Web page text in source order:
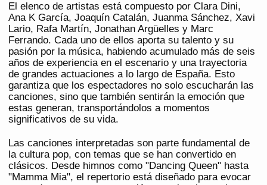
El elenco de artistas está compuesto por Clara Dini,
Ana K García, Joaquín Catalán, Juanma Sánchez, Xavi
Lario, Rafa Martín, Jonathan Argüelles y Marc
Ferrando. Cada uno de ellos aporta su talento y su
pasión por la música, habiendo acumulado más de seis
años de experiencia en el escenario y una trayectoria
de grandes actuaciones a lo largo de España. Esto
garantiza que los espectadores no solo escucharán las
canciones, sino que también sentirán la emoción que
estas generan, transportándolos a momentos
significativos de su vida.
Las canciones interpretadas son parte fundamental de
la cultura pop, con temas que se han convertido en
clásicos. Desde himnos como "Dancing Queen" hasta
"Mamma Mia", el repertorio está diseñado para evocar